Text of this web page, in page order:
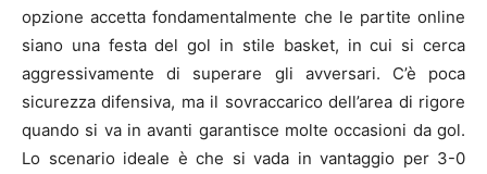
opzione accetta fondamentalmente che le partite online
siano una festa del gol in stile basket, in cui si cerca
aggressivamente di superare gli avversari. C’è poca
sicurezza difensiva, ma il sovraccarico dell’area di rigore
quando si va in avanti garantisce molte occasioni da gol.
Lo scenario ideale è che si vada in vantaggio per 3-0